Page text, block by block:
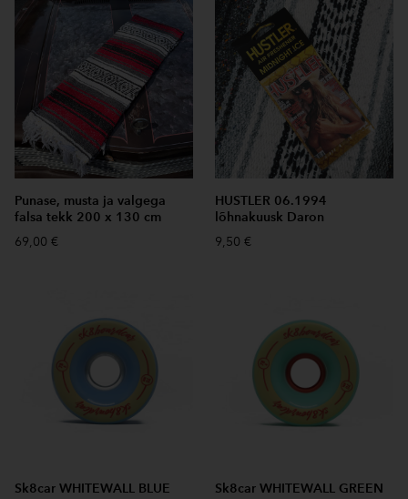
Punase, musta ja valgega
falsa tekk 200 x 130 cm
69,00 €
HUSTLER 06.1994
lõhnakuusk Daron
9,50 €
Sk8car WHITEWALL BLUE
Sk8car WHITEWALL GREEN